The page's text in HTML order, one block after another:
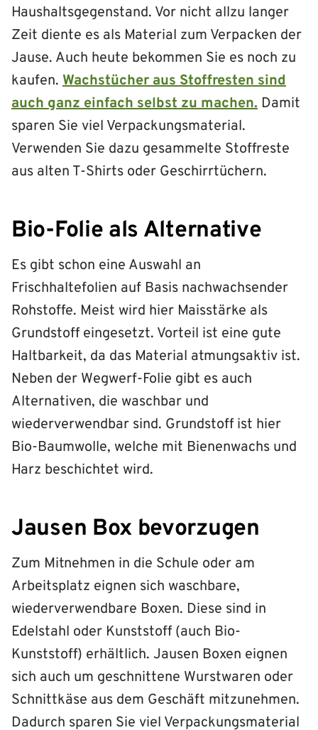
Haushaltsgegenstand. Vor nicht allzu langer
Zeit diente es als Material zum Verpacken der
Jause. Auch heute bekommen Sie es noch zu
kaufen. Wachstücher aus Stoffresten sind
auch ganz einfach selbst zu machen. Damit
sparen Sie viel Verpackungsmaterial.
Verwenden Sie dazu gesammelte Stoffreste
aus alten T-Shirts oder Geschirrtüchern.
Bio-Folie als Alternative
Es gibt schon eine Auswahl an
Frischhaltefolien auf Basis nachwachsender
Rohstoffe. Meist wird hier Maisstärke als
Grundstoff eingesetzt. Vorteil ist eine gute
Haltbarkeit, da das Material atmungsaktiv ist.
Neben der Wegwerf-Folie gibt es auch
Alternativen, die waschbar und
wiederverwendbar sind. Grundstoff ist hier
Bio-Baumwolle, welche mit Bienenwachs und
Harz beschichtet wird.
Jausen Box bevorzugen
Zum Mitnehmen in die Schule oder am
Arbeitsplatz eignen sich waschbare,
wiederverwendbare Boxen. Diese sind in
Edelstahl oder Kunststoff (auch Bio-
Kunststoff) erhältlich. Jausen Boxen eignen
sich auch um geschnittene Wurstwaren oder
Schnittkäse aus dem Geschäft mitzunehmen.
Dadurch sparen Sie viel Verpackungsmaterial